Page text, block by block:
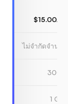
$15.00/ส
ไม่จำกัดจำนว
30GB
1 GB